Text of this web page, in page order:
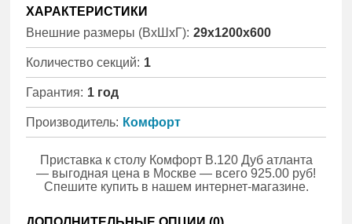
ХАРАКТЕРИСТИКИ
Внешние размеры (ВхШхГ): 29x1200x600
Количество секций: 1
Гарантия: 1 год
Производитель: Комфорт
Приставка к столу Комфорт B.120 Дуб атланта
— выгодная цена в Москве — всего 925.00 руб!
Спешите купить в нашем интернет-магазине.